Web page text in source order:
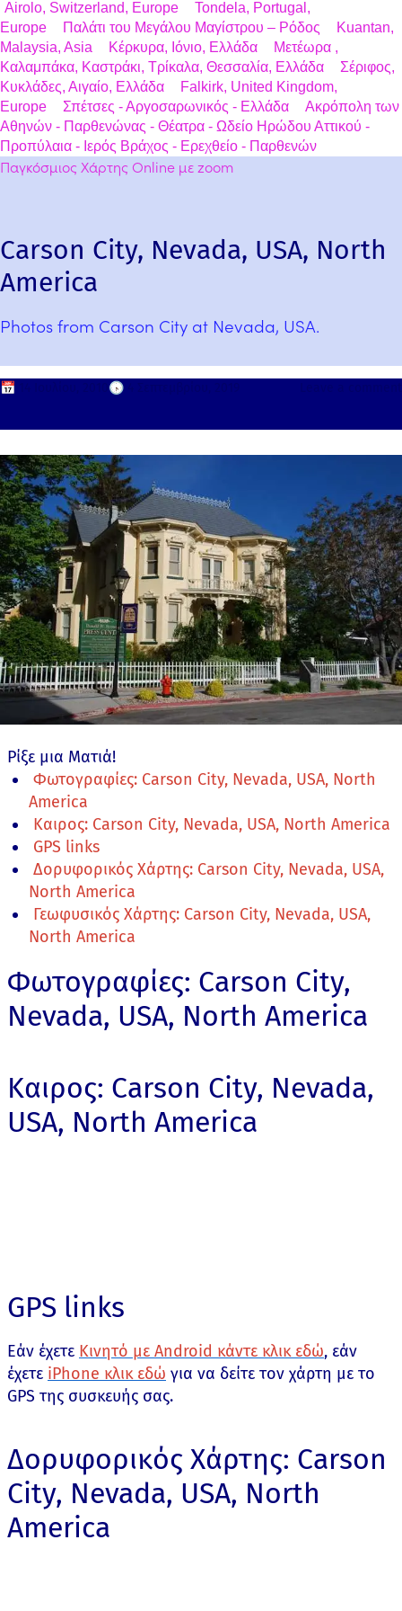
Airolo, Switzerland, Europe
Tondela, Portugal,
Europe
Παλάτι του Μεγάλου Μαγίστρου – Ρόδος
Kuantan,
Malaysia, Asia
Κέρκυρα, Ιόνιο, Ελλάδα
Μετέωρα ,
Καλαμπάκα, Καστράκι, Τρίκαλα, Θεσσαλία, Ελλάδα
Σέριφος,
Κυκλάδες, Αιγαίο, Ελλάδα
Falkirk, United Kingdom,
Europe
Σπέτσες - Αργοσαρωνικός - Ελλάδα
Ακρόπολη των
Αθηνών - Παρθενώνας - Θέατρα - Ωδείο Ηρώδου Αττικού -
Προπύλαια - Ιερός Βράχος - Ερεχθείο - Παρθενών
Παγκόσμιος Χάρτης Online με zoom
Carson City, Nevada, USA, North
America
Photos from Carson City at Nevada, USA.
📅 🕟
Ρίξε μια Ματιά!
Φωτογραφίες: Carson City, Nevada, USA, North
America
Καιρος: Carson City, Nevada, USA, North America
GPS links
Δορυφορικός Χάρτης: Carson City, Nevada, USA,
North America
Γεωφυσικός Χάρτης: Carson City, Nevada, USA,
North America
Φωτογραφίες: Carson City,
Nevada, USA, North America
Καιρος: Carson City, Nevada,
USA, North America
GPS links
Εάν έχετε Κινητό με Android κάντε κλικ εδώ, εάν
έχετε iPhone κλικ εδώ για να δείτε τον χάρτη με το
GPS της συσκευής σας.
Δορυφορικός Χάρτης: Carson
City, Nevada, USA, North
America